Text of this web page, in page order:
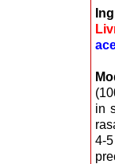
in
4-